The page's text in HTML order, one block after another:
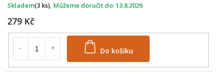
279 Kč
Skladem(3 ks) 13.8.2026